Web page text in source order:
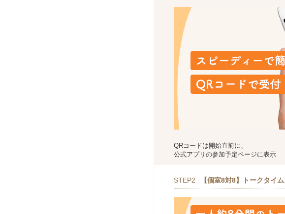
QRコードは開始直前に、
公式アプリの参加予定ページに表示
STEP2 【個室8対8】トークタイ